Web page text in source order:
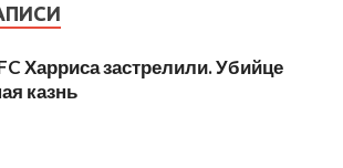
Харриса застрелили. Убийце
казнь